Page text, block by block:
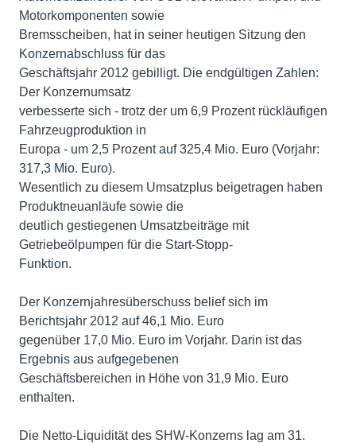
Motorkomponenten sowie
Bremsscheiben, hat in seiner heutigen Sitzung den
Konzernabschluss für das
Geschäftsjahr 2012 gebilligt. Die endgültigen Zahlen:
Der Konzernumsatz
verbesserte sich - trotz der um 6,9 Prozent rückläufigen
Fahrzeugproduktion in
Europa - um 2,5 Prozent auf 325,4 Mio. Euro (Vorjahr:
317,3 Mio. Euro).
Wesentlich zu diesem Umsatzplus beigetragen haben
Produktneuanläufe sowie die
deutlich gestiegenen Umsatzbeiträge mit
Getriebeölpumpen für die Start-Stopp-
Funktion.
Der Konzernjahresüberschuss belief sich im
Berichtsjahr 2012 auf 46,1 Mio. Euro
gegenüber 17,0 Mio. Euro im Vorjahr. Darin ist das
Ergebnis aus aufgegebenen
Geschäftsbereichen in Höhe von 31,9 Mio. Euro
enthalten.
Die Netto-Liquidität des SHW-Konzerns lag am 31.